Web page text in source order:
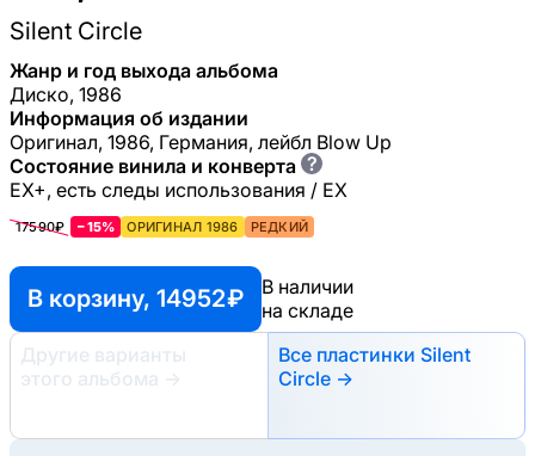
Silent Circle
Жанр и год выхода альбома
Диско, 1986
Информация об издании
Оригинал, 1986, Германия, лейбл Blow Up
Состояние винила и конверта ?
EX+, есть следы использования / EX
17590₽ −15% ОРИГИНАЛ 1986 РЕДКИЙ
В корзину, 14952 ₽
В наличии
на складе
Другие варианты
этого альбома
→
Все пластинки Silent
Circle →